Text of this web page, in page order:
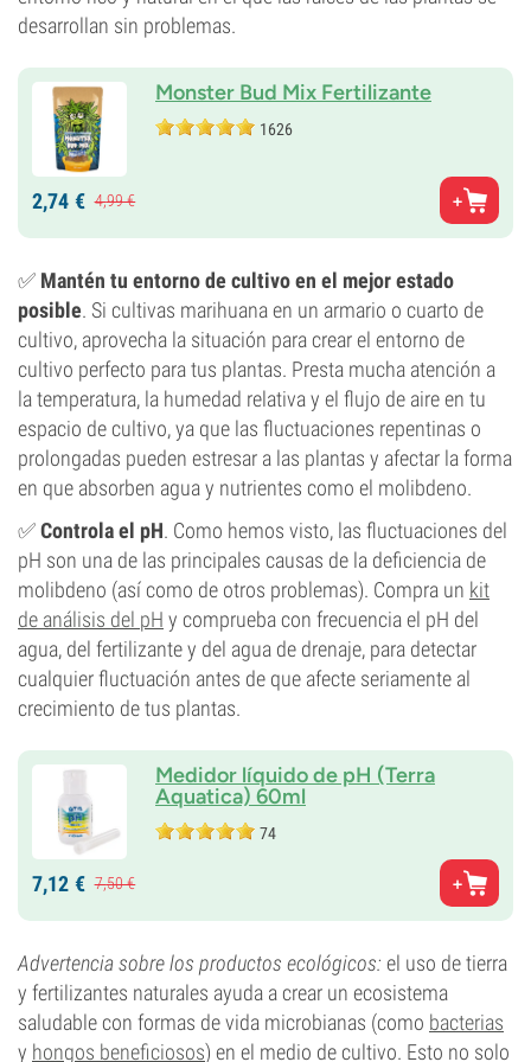
desarrollan sin problemas.
Monster Bud Mix Fertilizante
1626
2,74 € 4,99€
✅ Mantén tu entorno de cultivo en el mejor estado
posible. Si cultivas marihuana en un armario o cuarto de
cultivo, aprovecha la situación para crear el entorno de
cultivo perfecto para tus plantas. Presta mucha atención a
la temperatura, la humedad relativa y el flujo de aire en tu
espacio de cultivo, ya que las fluctuaciones repentinas o
prolongadas pueden estresar a las plantas y afectar la forma
en que absorben agua y nutrientes como el molibdeno.
✅Controla el pH. Como hemos visto, las fluctuaciones del
pH son una de las principales causas de la deficiencia de
molibdeno (así como de otros problemas). Compra un kit
de análisis del pH y comprueba con frecuencia el pH del
agua, del fertilizante y del agua de drenaje, para detectar
cualquier fluctuación antes de que afecte seriamente al
crecimiento de tus plantas.
Medidor líquido de pH (Terra
Aquatica) 60ml
74
7,12 € 7,50€
Advertencia sobre los productos ecológicos: el uso de tierra
y fertilizantes naturales ayuda a crear un ecosistema
saludable con formas de vida microbianas (como bacterias
y hongos beneficiosos) en el medio de cultivo. Esto no solo